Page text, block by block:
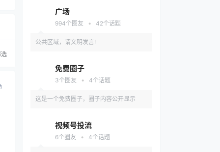
广场
994个圈友 • 42个话题
公共区域，请文明发言!
免费圈子
3个圈友 • 4个话题
这是一个免费圈子，圈子内容公开显示
视频号投流
6个圈友 • 4个话题